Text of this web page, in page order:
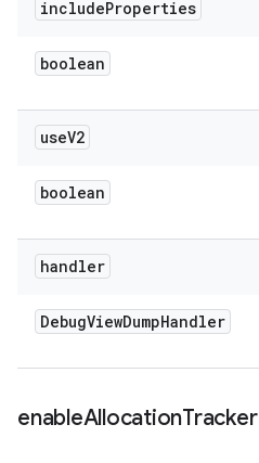
includeProperties
boolean
useV2
boolean
handler
DebugViewDumpHandler
enableAllocationTracker